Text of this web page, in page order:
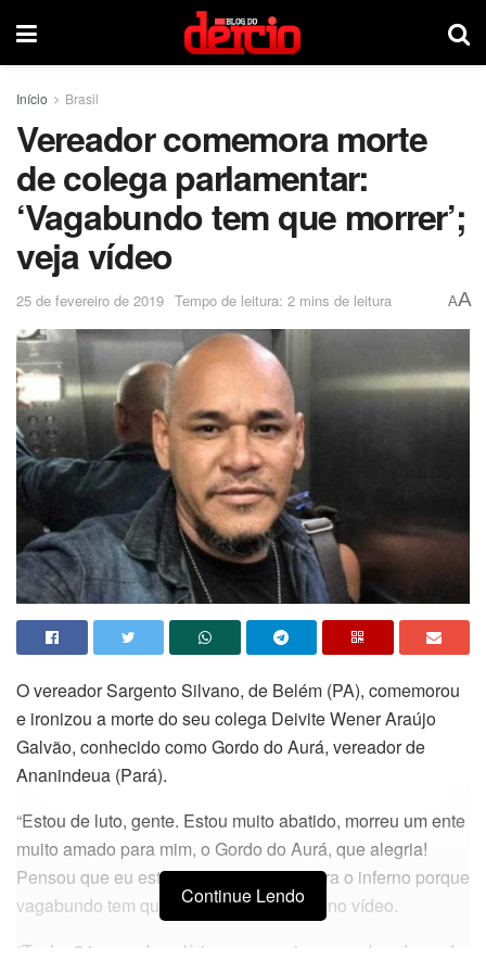
Início Brasil
Vereador comemora morte
de colega parlamentar:
‘Vagabundo tem que morrer’;
veja vídeo
25 de fevereiro de 2019 Tempo de leitura: 2 mins de leitura AA
O vereador Sargento Silvano, de Belém (PA), comemorou
e ironizou a morte do seu colega Deivite Wener Araújo
Galvão, conhecido como Gordo do Aurá, vereador de
Ananindeua (Pará).
“Estou de luto, gente. Estou muito abatido, morreu um ente
muito amado para mim, o Gordo do Aurá, que alegria!
Pensou que eu estava chorando? Vá para o inferno porque
vagabundo tem que morrer”, diz Silvano no vídeo.
“Tenho 24 anos de polícia e nunca vi um vagabundo se dar
Continue Lendo